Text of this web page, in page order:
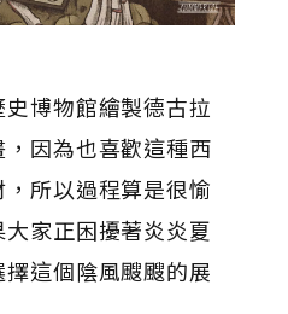
博物館繪製德古拉
因為也喜歡這種西
所以過程算是很愉
家正困擾著炎炎夏
這個陰風颼颼的展